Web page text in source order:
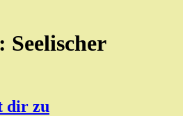
Seelischer
dir zu